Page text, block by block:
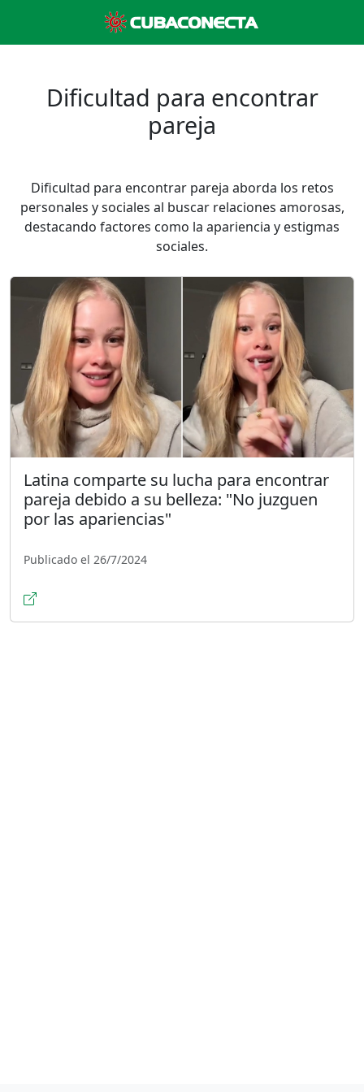
Dificultad para encontrar
pareja
Dificultad para encontrar pareja aborda los retos
personales y sociales al buscar relaciones amorosas,
destacando factores como la apariencia y estigmas
sociales.
Latina comparte su lucha para encontrar
pareja debido a su belleza: "No juzguen
por las apariencias"
Publicado el 26/7/2024